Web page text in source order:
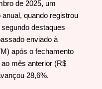
de 2025, um
quando registrou
destaques
enviado à
após o fechamento
mês anterior (R$
28,6%.